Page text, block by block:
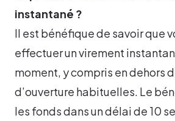
instantané ?
Il est bénéfique de savoir que
effectuer un virement
moment, y compris en dehors
d’ouverture habituelles. Le
les fonds dans un délai de 10